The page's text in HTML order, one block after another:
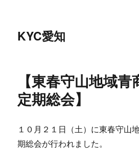
KYC愛知
【東春守山地域
定期総会】
１０月２１日（土）に東春守山
期総会が行われました。